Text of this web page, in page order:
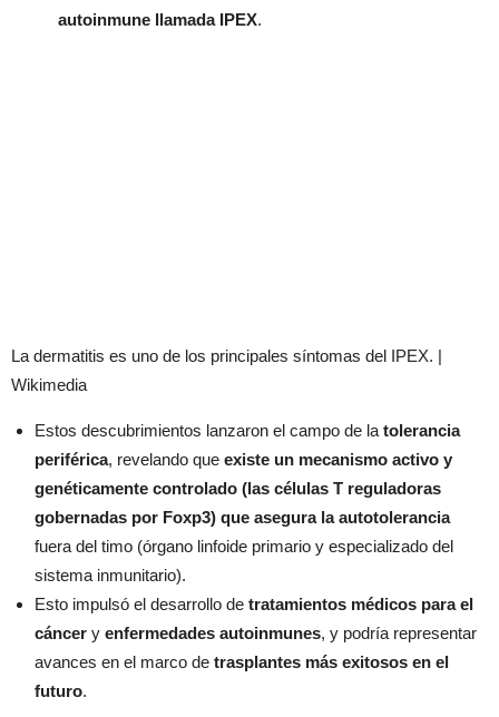
autoinmune llamada IPEX.
La dermatitis es uno de los principales síntomas del IPEX. |
Wikimedia
Estos descubrimientos lanzaron el campo de la tolerancia
periférica, revelando que existe un mecanismo activo y
genéticamente controlado (las células T reguladoras
gobernadas por Foxp3) que asegura la autotolerancia
fuera del timo (órgano linfoide primario y especializado del
sistema inmunitario).
Esto impulsó el desarrollo de tratamientos médicos para el
cáncer y enfermedades autoinmunes, y podría representar
avances en el marco de trasplantes más exitosos en el
futuro.